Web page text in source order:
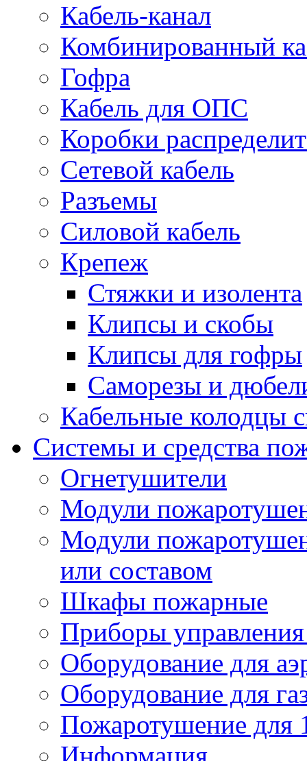
Кабель-канал
Комбинированный
Гофра
Кабель для ОПС
Коробки
Сетевой кабель
Разъемы
Силовой кабель
Крепеж
Стяжки и изолента
Клипсы и скобы
Клипсы для гофры
Саморезы и
Кабельные колодцы
Системы и средства
Огнетушители
Модули
Модули
или составом
Шкафы пожарные
Приборы
Оборудование для
Оборудование для
Пожаротушение для